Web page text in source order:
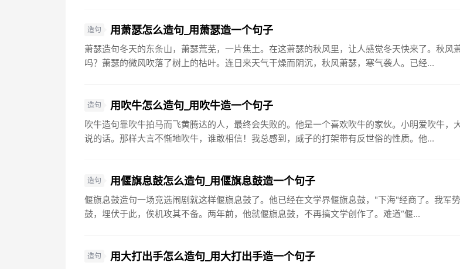
造句 用萧瑟怎么造句_用萧瑟造一个句子
萧瑟造句冬天的东条山，萧瑟荒芜，一片焦土。在这萧瑟的秋风里，让人感觉冬天快来了。秋风
吗？萧瑟的微风吹落了树上的枯叶。连日来天气干燥而阴沉，秋风萧瑟，寒气袭人。已经...
造句 用吹牛怎么造句_用吹牛造一个句子
吹牛造句靠吹牛拍马而飞黄腾达的人，最终会失败的。他是一个喜欢吹牛的家伙。小明爱吹牛，
说的话。那样大言不惭地吹牛，谁敢相信！我总感到，威子的打架带有反世俗的性质。他...
造句 用偃旗息鼓怎么造句_用偃旗息鼓造一个句子
偃旗息鼓造句一场竞选闹剧就这样偃旗息鼓了。他已经在文学界偃旗息鼓，"下海"经商了。我军
鼓，埋伏于此，俟机攻其不备。两年前，他就偃旗息鼓，不再搞文学创作了。难道“偃...
造句 用大打出手怎么造句_用大打出手造一个句子